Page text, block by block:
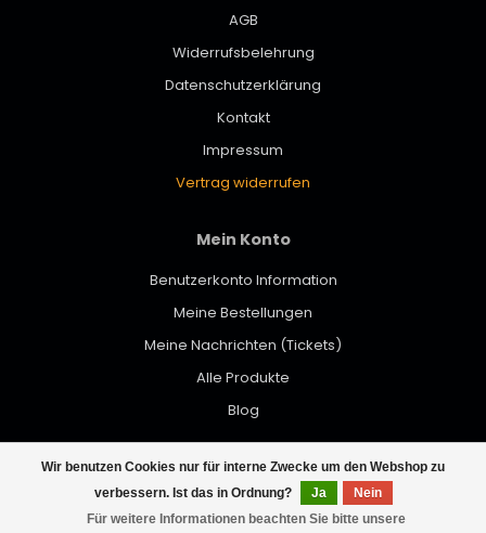
Wir benutzen Cookies nur für interne Zwecke um den Webshop zu
verbessern. Ist das in Ordnung?
Ja
Nein
Für weitere Informationen beachten Sie bitte unsere
AGB
Widerrufsbelehrung
Datenschutzerklärung
Kontakt
Impressum
Vertrag widerrufen
Mein Konto
Benutzerkonto Information
Meine Bestellungen
Meine Nachrichten (Tickets)
Alle Produkte
Blog
© Copyright 2026 werktat - Powered by Lightspeed- Theme by
Dyvelopment